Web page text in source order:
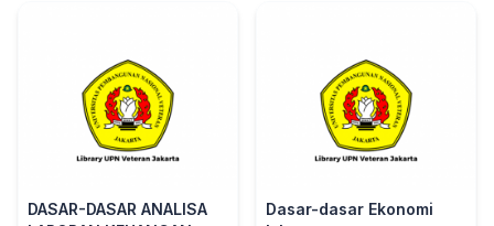
DASAR-DASAR ANALISA
Dasar-dasar Ekonomi